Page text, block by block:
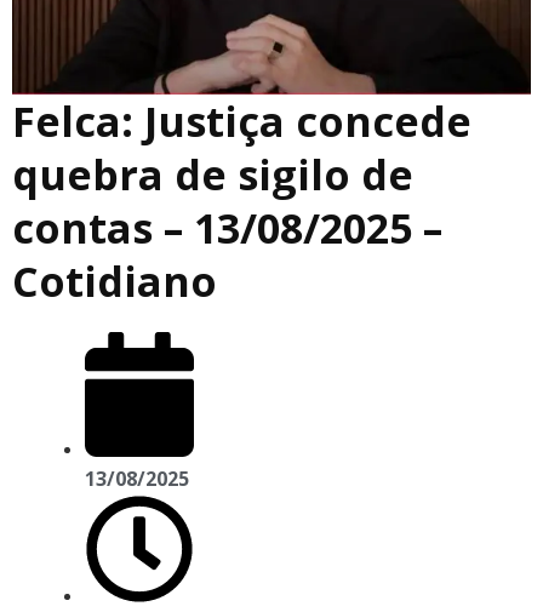
Felca: Justiça concede
quebra de sigilo de
contas – 13/08/2025 –
Cotidiano
13/08/2025